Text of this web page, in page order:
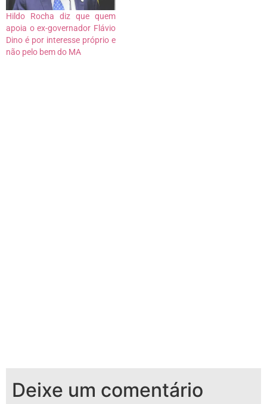
Hildo Rocha diz que quem
apoia o ex-governador Flávio
Dino é por interesse próprio e
não pelo bem do MA
Deixe um comentário